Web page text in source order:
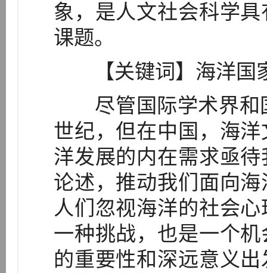
象，是人文社会科学
课题。
【关键词】海洋国
尽管国际学术界和
世纪，但在中国，海
洋发展的内在需求亟
论述，推动我们面向
人们忽视海洋的社会
一种挑战，也是一个
的重要性和深远意义